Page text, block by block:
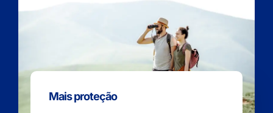
Mais proteção